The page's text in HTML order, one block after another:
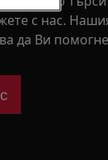
с нас.
да Ви